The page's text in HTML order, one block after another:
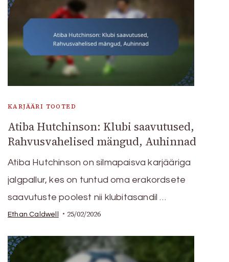
KARJÄÄRI TOOTED
Atiba Hutchinson: Klubi saavutused,
Rahvusvahelised mängud, Auhinnad
Atiba Hutchinson on silmapaisva karjääriga
jalgpallur, kes on tuntud oma erakordsete
saavutuste poolest nii klubitasandil …
Ethan Caldwell 25/02/2026